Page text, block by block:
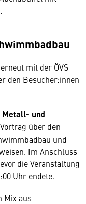
mit der ÖVS
den Besucher:innen
Metall- und
über den
und
Im Anschluss
die Veranstaltung
Uhr endete.
Mix aus